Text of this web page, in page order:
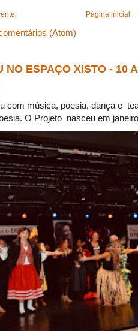
Página inicial
(Atom)
NO ESPAÇO XISTO - 10
com música, poesia, dança e
O Projeto nasceu em